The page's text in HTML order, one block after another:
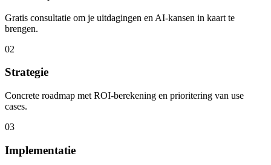
Gratis consultatie om je uitdagingen en AI-kansen in kaart te
brengen.
02
Strategie
Concrete roadmap met ROI-berekening en prioritering van use
cases.
03
Implementatie